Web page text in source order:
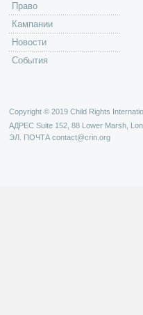
Право
Кампании
Новости
События
Copyright © 2019 Child Rights
АДРЕС Suite 152, 88 Lower Marsh,
ЭЛ. ПОЧТА contact@crin.org